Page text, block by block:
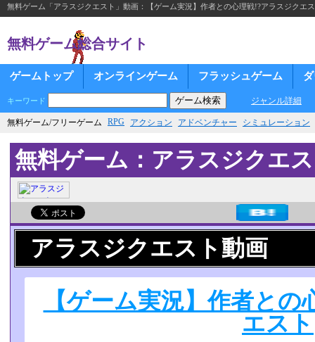
無料ゲーム「アラスジクエスト」動画：【ゲーム実況】作者との心理戦!?アラスジクエ
無料ゲーム総合サイト
ゲームトップ オンラインゲーム フラッシュゲーム
キーワード ジャンル詳細
無料ゲーム/フリーゲーム RPG アクション アドベンチャー シミュレーション
無料ゲーム：アラスジクエ
アラスジクエスト動画
【ゲーム実況】作者と
エスト